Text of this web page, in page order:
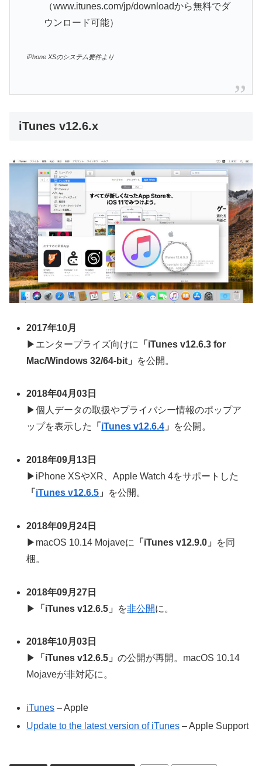
（www.itunes.com/jp/downloadから無料でダ
ウンロード可能）
iPhone XSのシステム要件より
iTunes v12.6.x
2017年10月
▶エンタープライズ向けに
「iTunes v12.6.3 for
Mac/Windows 32/64-bit」
を公開。
2018年04月03日
▶個人データの取扱やプライバシー情報のポップア
ップを表示した
「 iTunes v12.6.4 」 を公開。
2018年09月13日
▶iPhone XSやXR、Apple Watch 4をサポートした
「 iTunes v12.6.5 」 を公開。
2018年09月24日
▶macOS 10.14 Mojaveに
「iTunes v12.9.0」
を同
梱。
2018年09月27日
▶
「iTunes v12.6.5」 を非公開に。
2018年10月03日
▶
「iTunes v12.6.5」の公開が再開。macOS 10.14
Mojaveが非対応に。
iTunes – Apple
Update to the latest version of iTunes – Apple Support